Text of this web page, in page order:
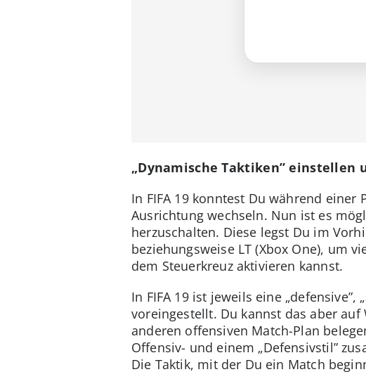
„Dynamische Taktiken” einstellen
In FIFA 19 konntest Du während
Ausrichtung wechseln. Nun ist es
herzuschalten. Diese legst Du im
beziehungsweise LT (Xbox One), um
dem Steuerkreuz aktivieren kannst.
In FIFA 19 ist jeweils eine „defensive”,
voreingestellt. Du kannst das aber
anderen offensiven Match-Plan
Offensiv- und einem „Defensivstil”
Die Taktik, mit der Du ein Match